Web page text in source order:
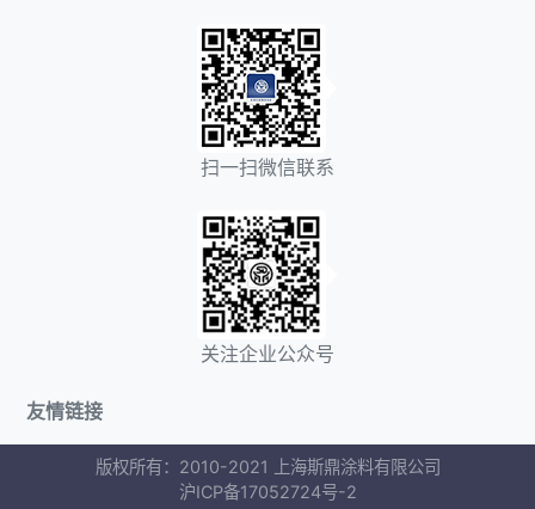
扫一扫微信联系
关注企业公众号
友情链接
版权所有：2010-2021 上海斯鼎涂料有限公司
沪ICP备17052724号-2